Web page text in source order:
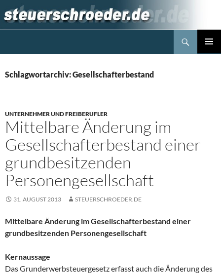
Inhalt
springen
Schlagwortarchiv: Gesellschafterbestand
UNTERNEHMER UND FREIBERUFLER
Mittelbare Änderung im
Gesellschafterbestand einer
grundbesitzenden
Personengesellschaft
31. AUGUST 2013 STEUERSCHROEDER.DE
Mittelbare Änderung im Gesellschafterbestand einer
grundbesitzenden Personengesellschaft
Kernaussage
Das Grunderwerbsteuergesetz erfasst auch die Änderung des